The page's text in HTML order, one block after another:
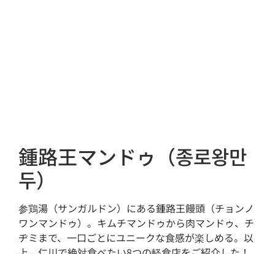
鍾路王マンドゥ（종로왕만
두）
参鶏湯（サンガルドン）にある鍾路王饅頭（チョンノ
ワンマンドゥ）。キムチマンドゥから肉マンドゥ、チ
ヂミまで、一口ごとにユニークな食感が楽しめる。以